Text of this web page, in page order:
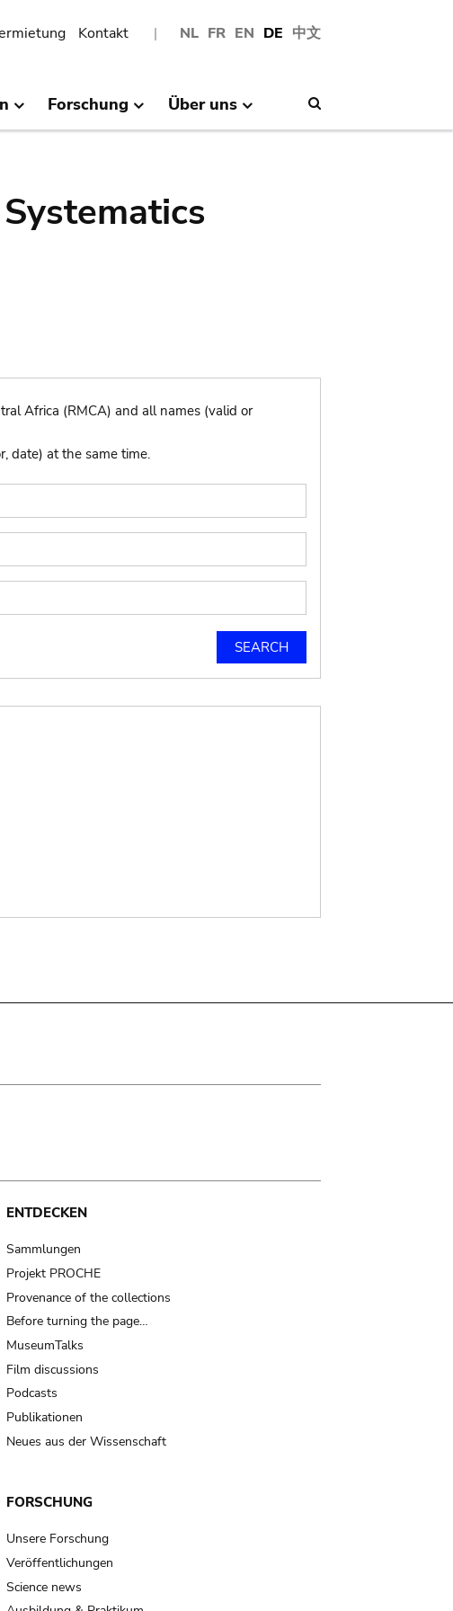
NL FR EN DE 中文
Kontakt
Forschung Über uns
Africa (RMCA) and all names (valid or
date) at the same time.
ENTDECKEN
Sammlungen
Projekt PROCHE
Provenance of the collections
Before turning the page…
MuseumTalks
Film discussions
Podcasts
Publikationen
Neues aus der Wissenschaft
FORSCHUNG
Unsere Forschung
Veröffentlichungen
Science news